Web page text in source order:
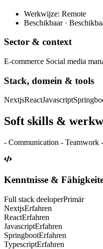
Werkwijze: Remote
Beschikbaar ·
Sector & context
E-commerce Social media
Stack, domein & tools
NextjsReactJavascript
Soft skills &
- Communication - Teamwork
Kenntnisse &
Full stack deeloperPrimär
NextjsErfahren
ReactErfahren
JavascriptErfahren
SpringbootErfahren
TypescriptErfahren